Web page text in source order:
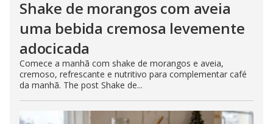
Shake de morangos com aveia
uma bebida cremosa levemente
adocicada
Comece a manhã com shake de morangos e aveia,
cremoso, refrescante e nutritivo para complementar café
da manhã. The post Shake de...